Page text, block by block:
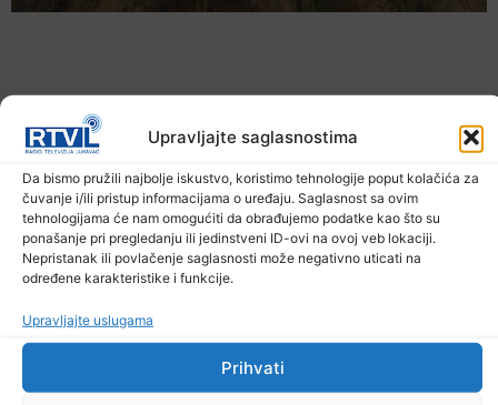
Upravljajte saglasnostima
Da bismo pružili najbolje iskustvo, koristimo tehnologije poput kolačića za
čuvanje i/ili pristup informacijama o uređaju. Saglasnost sa ovim
tehnologijama će nam omogućiti da obrađujemo podatke kao što su
ponašanje pri pregledanju ili jedinstveni ID-ovi na ovoj veb lokaciji.
Nepristanak ili povlačenje saglasnosti može negativno uticati na
određene karakteristike i funkcije.
Upravljajte uslugama
Prihvati
U TK povećan broj požara
7. Augusta 2026.